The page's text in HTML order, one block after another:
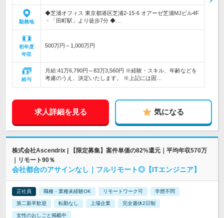
勤務地
◆芝浦オフィス 東京都港区芝浦2-15-6 オアーゼ芝浦MJビル4F
・「田町駅」より徒歩7分 ◆…
初年度
年収
500万円～1,000万円
給与
月給:41万6,790円～83万3,560円 ※経験・スキル、年齢などを
考慮のうえ、決定いたします。 ※上記には固…
求人詳細を見る 気になる
株式会社Ascendrix | 【限定募集】案件単価の82%還元｜平均年収570万
｜リモート90％
会社都合のアサインなし｜フルリモート◎【ITエンジニア】
正社員 職種・業種未経験OK リモートワーク可 学歴不問
第二新卒歓迎 転勤なし 上場企業 完全週休2日制
女性のおしごと掲載中